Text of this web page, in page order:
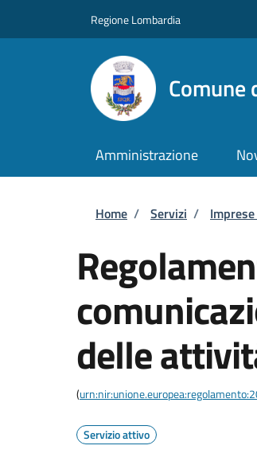
Regione Lombardia
Comune
Amministrazione
Briciole di
Home / Servizi /
delle
(
Servizio attivo